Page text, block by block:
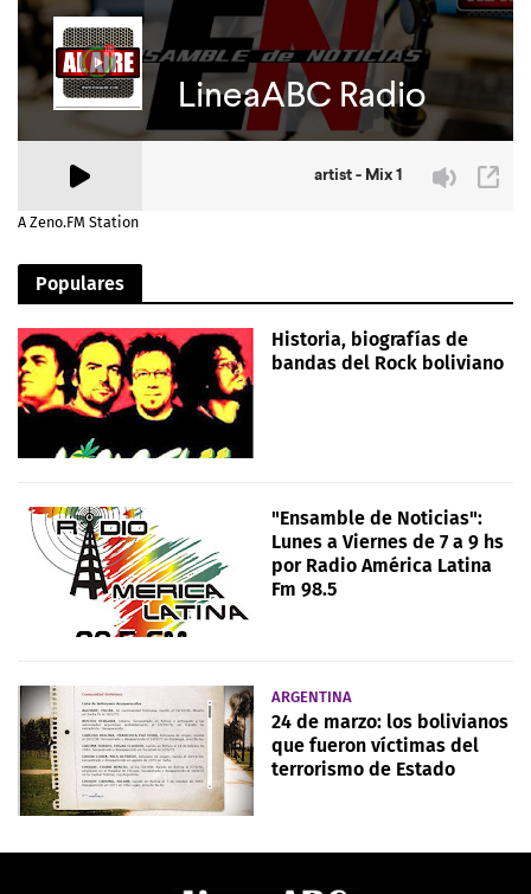
A Zeno.FM Station
Populares
Historia, biografías de
bandas del Rock boliviano
"Ensamble de Noticias":
Lunes a Viernes de 7 a 9 hs
por Radio América Latina
Fm 98.5
ARGENTINA
24 de marzo: los bolivianos
que fueron víctimas del
terrorismo de Estado